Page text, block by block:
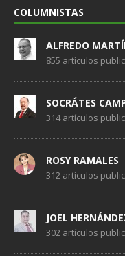
COLUMNISTAS
ALFREDO
855 artículos
SOCRÁTES
314 artículos
ROSY RAMALES
312 artículos
JOEL
302 artículos